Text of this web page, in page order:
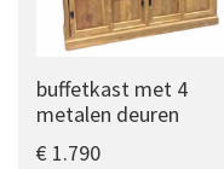
buffetkast met 4
metalen deuren
€ 1.790